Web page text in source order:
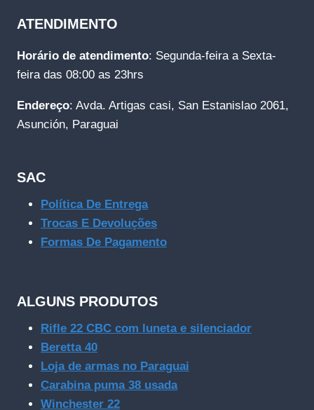
ATENDIMENTO
Horário de atendimento: Segunda-feira a Sexta-
feira das 08:00 as 23hrs
Endereço: Avda. Artigas casi, San Estanislao 2061,
Asunción, Paraguai
SAC
Política De Entrega
Trocas E Devoluções
Formas De Pagamento
ALGUNS PRODUTOS
Rifle 22 CBC com luneta e silenciador
Beretta 40
Loja de armas no Paraguai
Carabina puma 38 usada
Winchester 22